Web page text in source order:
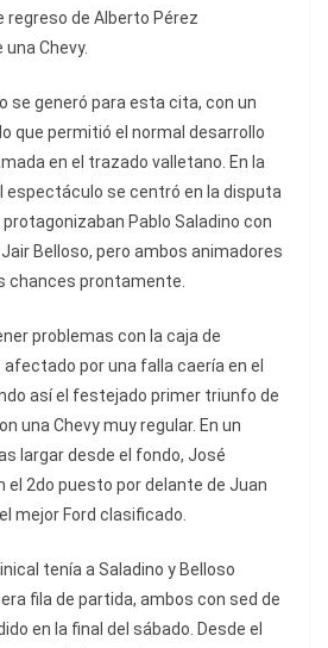
regreso de Alberto Pérez
Chevy.
se generó para esta cita, con un
que permitió el normal desarrollo
en el trazado valletano. En la
espectáculo se centró en la disputa
Pablo Saladino con
Belloso, pero ambos animadores
chances prontamente.
problemas con la caja de
por una falla caería en el
así el festejado primer triunfo de
una Chevy muy regular. En un
largar desde el fondo, José
el 2do puesto por delante de Juan
mejor Ford clasificado.
tenía a Saladino y Belloso
fila de partida, ambos con sed de
en la final del sábado. Desde el